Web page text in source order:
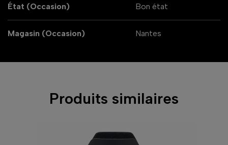
État (Occasion) Bon état
Magasin (Occasion) Nantes
Produits similaires